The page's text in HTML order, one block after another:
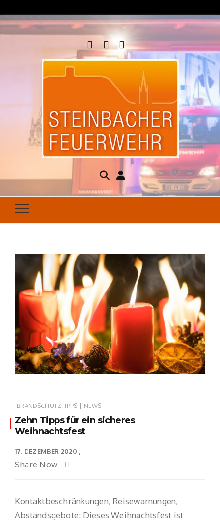
Steinbacher
Feuerwehr
Seit 1877 für Ihren Brandschutz da
BRANDSCHUTZTIPPS | NEWS
Zehn Tipps für ein sicheres
Weihnachtsfest
17. DEZEMBER 2020
Share Now
Kontaktbeschränkungen, Reisewarnungen,
Abstandsgebote: Dieses Weihnachtsfest ist